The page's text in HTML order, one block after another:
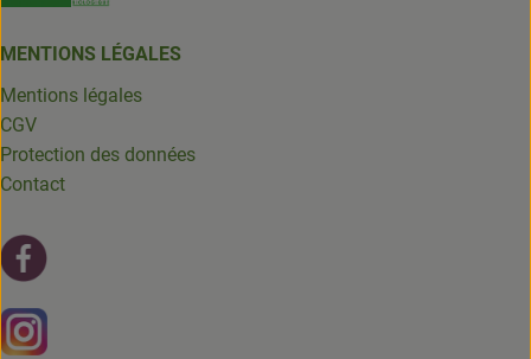
MENTIONS LÉGALES
Mentions légales
CGV
Protection des données
Contact
Lien externe vers https://www.instagram.com/